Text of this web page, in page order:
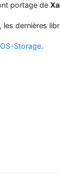
portage de
dernières
Storage.